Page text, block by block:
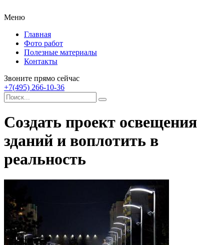
Меню
Главная
Фото работ
Полезные материалы
Контакты
Звоните прямо сейчас
+7(495) 266-10-36
Создать проект освещения
зданий и воплотить в
реальность